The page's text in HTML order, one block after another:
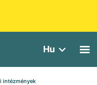
Hu
intézmények